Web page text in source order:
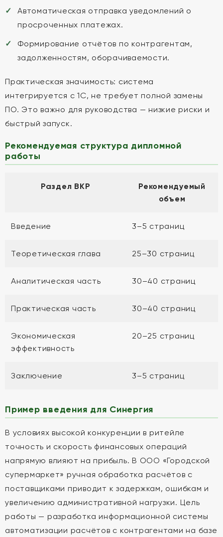
Автоматическая отправка уведомлений о
просроченных платежах.
Формирование отчётов по контрагентам,
задолженностям, оборачиваемости.
Практическая значимость: система
интегрируется с 1С, не требует полной замены
ПО. Это важно для руководства — низкие риски и
быстрый запуск.
Рекомендуемая структура дипломной
работы
Раздел ВКР
Рекомендуемый
объем
Введение 3–5 страниц
Теоретическая глава 25–30 страниц
Аналитическая часть 30–40 страниц
Практическая часть 30–40 страниц
Экономическая
эффективность
20–25 страниц
Заключение 3–5 страниц
Пример введения для Синергия
В условиях высокой конкуренции в ритейле
точность и скорость финансовых операций
напрямую влияют на прибыль. В ООО «Городской
супермаркет» ручная обработка расчётов с
поставщиками приводит к задержкам, ошибкам и
увеличению административной нагрузки. Цель
работы — разработка информационной системы
автоматизации расчётов с контрагентами на базе